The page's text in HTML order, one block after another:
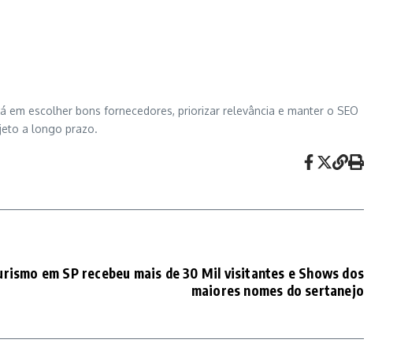
escolher bons fornecedores, priorizar relevância e manter o SEO
a longo prazo.
em SP recebeu mais de 30 Mil visitantes e Shows dos
maiores nomes do sertanejo